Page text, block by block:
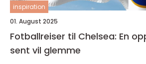
inspiration
01. August 2025
Fotballreiser til Chelsea: En
sent vil glemme